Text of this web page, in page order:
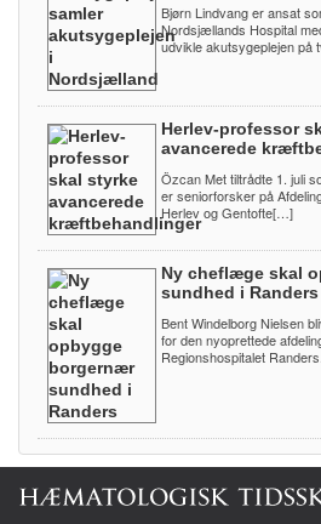
Bjørn Lindvang er ansat
Nordsjællands Hospital
udvikle akutsygeplejen
Herlev-professor
avancerede
Özcan Met tiltrådte 1. juli
er seniorforsker på
Herlev og Gentofte[…]
Ny cheflæge skal
sundhed i Randers
Bent Windelborg Nielsen
for den nyoprettede
Regionshospitalet Randers.